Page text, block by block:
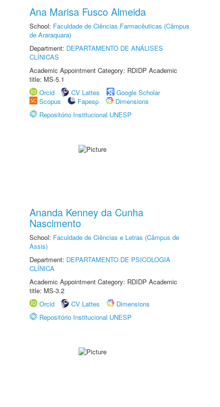
Ana Marisa Fusco Almeida
School: Faculdade de Ciências Farmacêuticas (Câmpus
de Araraquara)
Department: DEPARTAMENTO DE ANÁLISES
CLÍNICAS
Academic Appointment Category: RDIDP Academic
title: MS-5.1
Orcid
CV Lattes
Google Scholar
Scopus
Fapesp
Dimensions
Repositório Institucional UNESP
Ananda Kenney da Cunha
Nascimento
School: Faculdade de Ciências e Letras (Câmpus de
Assis)
Department: DEPARTAMENTO DE PSICOLOGIA
CLÍNICA
Academic Appointment Category: RDIDP Academic
title: MS-3.2
Orcid
CV Lattes
Dimensions
Repositório Institucional UNESP